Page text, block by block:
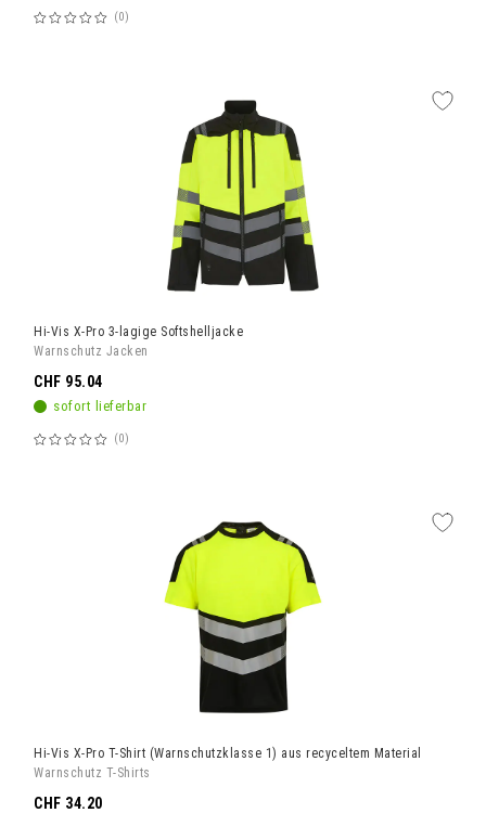
Bewertung:
0
Hi-Vis X-Pro 3-lagige Softshelljacke
Warnschutz Jacken
sofort lieferbar
Bewertung:
0
CHF 95.04
Hi-Vis X-Pro T-Shirt (Warnschutzklasse 1) aus recyceltem Material
Warnschutz T-Shirts
CHF 34.20